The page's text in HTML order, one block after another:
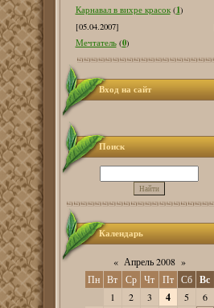
Карнавал в вихре красок (1)
[05.04.2007]
Мечтатель (0)
Вход на сайт
Поиск
Календарь
« Апрель 2008 »
Пн Вт Ср Чт Пт Сб Вс
1 2 3 4 5
6